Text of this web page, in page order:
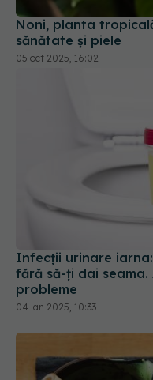
sănătate și piele
05 oct 2025, 16:02
Infecții urinare
probleme
04 ian 2025, 10:33